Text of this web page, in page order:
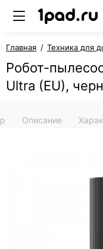
Главная Техника для
Робот-
Ultra (EU),
Описание